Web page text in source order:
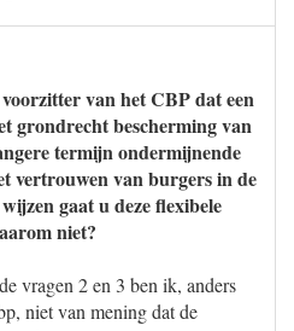
van het CBP dat een
grondrecht bescherming van
termijn ondermijnende
vertrouwen van burgers in de
gaat u deze flexibele
niet?
vragen 2 en 3 ben ik, anders
niet van mening dat de